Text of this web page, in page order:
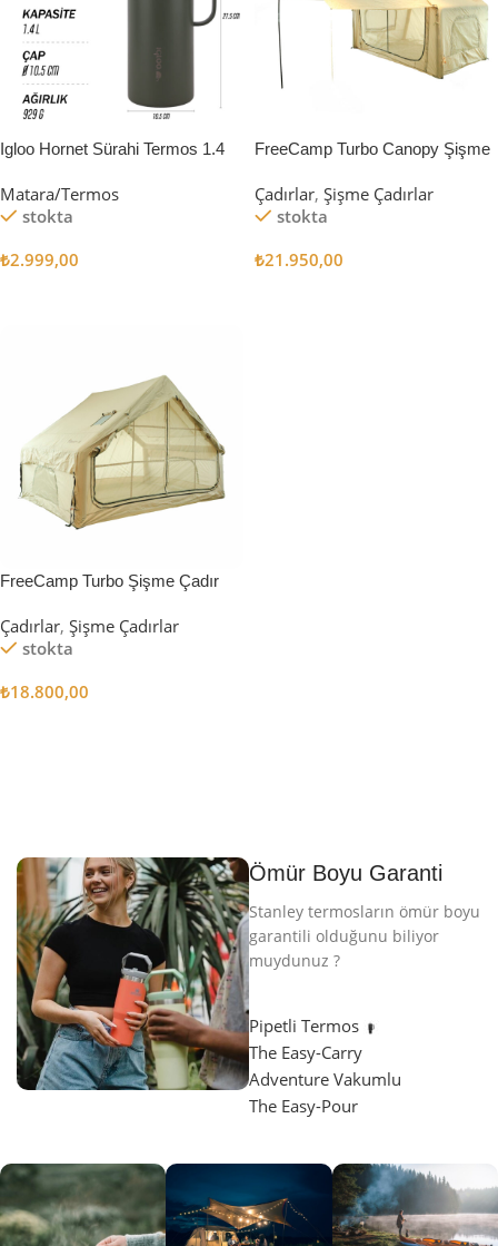
Igloo Hornet Sürahi Termos 1.4
Matara/Termos
stokta
₺2.999,00
FreeCamp Turbo Canopy Şişme
Çadırlar, Şişme Çadırlar
stokta
₺21.950,00
FreeCamp Turbo Şişme Çadır
Çadırlar, Şişme Çadırlar
stokta
₺18.800,00
Ömür Boyu Garanti
Stanley termosların ömür boyu
garantili olduğunu biliyor
muydunuz ?
Pipetli Termos
The Easy-Carry
Adventure Vakumlu
The Easy-Pour